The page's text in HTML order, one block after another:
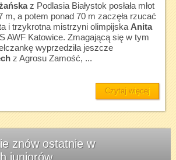
z Podlasia Białystok posłała młot
m, a potem ponad 70 m zaczęła rzucać
i trzykrotna mistrzyni olimpijska Anita
AWF Katowice. Zmagającą się w tym
wyprzedziła jeszcze
z Agrosu Zamość, ...
Czytaj więcej
znów ostatnie w
juniorów